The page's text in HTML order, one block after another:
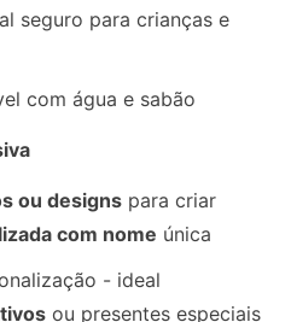
seguro para crianças e
com água e sabão
ou designs para criar
com nome única
- ideal
ou presentes especiais